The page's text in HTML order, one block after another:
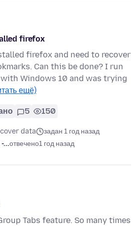
firefox
firefox and need to recover
Can this be done? I run
Windows 10 and was trying
ещё)
5 150
data
задан 1 год назад
...отвечено1 год назад
Tabs feature. So many times